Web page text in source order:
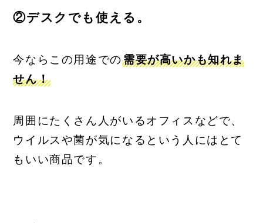
②デスクでも使える。
今ならこの用途での需要が高いかも知れま
せん！
周囲にたくさん人がいるオフィスなどで、
ウイルスや菌が気になるという人にはとて
もいい商品です。